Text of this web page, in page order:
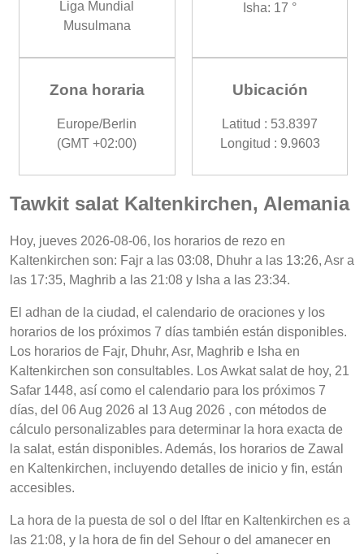
Liga Mundial
Musulmana
Isha: 17 °
Zona horaria
Europe/Berlin
(GMT +02:00)
Ubicación
Latitud : 53.8397
Longitud : 9.9603
Tawkit salat Kaltenkirchen, Alemania
Hoy, jueves 2026-08-06, los horarios de rezo en
Kaltenkirchen son: Fajr a las 03:08, Dhuhr a las 13:26, Asr a
las 17:35, Maghrib a las 21:08 y Isha a las 23:34.
El adhan de la ciudad, el calendario de oraciones y los
horarios de los próximos 7 días también están disponibles.
Los horarios de Fajr, Dhuhr, Asr, Maghrib e Isha en
Kaltenkirchen son consultables. Los Awkat salat de hoy, 21
Safar 1448, así como el calendario para los próximos 7
días, del 06 Aug 2026 al 13 Aug 2026 , con métodos de
cálculo personalizables para determinar la hora exacta de
la salat, están disponibles. Además, los horarios de Zawal
en Kaltenkirchen, incluyendo detalles de inicio y fin, están
accesibles.
La hora de la puesta de sol o del Iftar en Kaltenkirchen es a
las 21:08, y la hora de fin del Sehour o del amanecer en